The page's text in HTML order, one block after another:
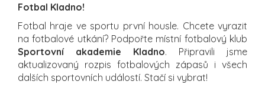
Fotbal Kladno!
Fotbal hraje ve sportu první housle. Chcete vyrazit
na fotbalové utkání? Podpořte místní fotbalový klub
Sportovní akademie Kladno. Připravili jsme
aktualizovaný rozpis fotbalových zápasů i všech
dalších sportovních událostí. Stačí si vybrat!